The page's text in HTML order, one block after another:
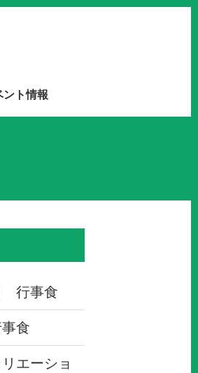
ント情報
行事食
食
エーショ